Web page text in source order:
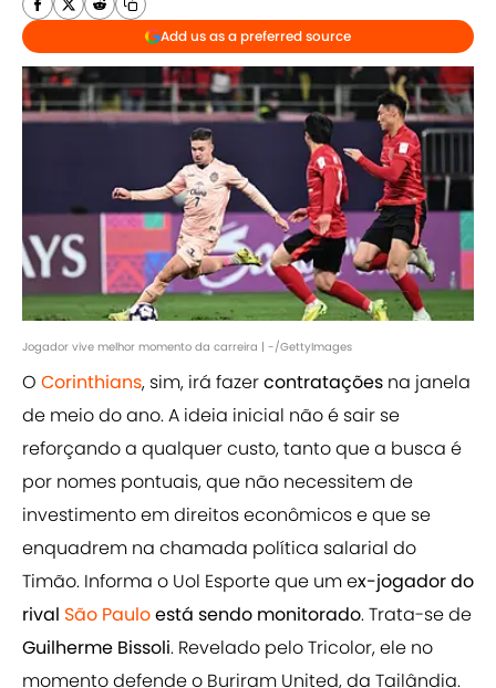
Add us as a preferred source
Jogador vive melhor momento da carreira | -/GettyImages
O Corinthians, sim, irá fazercontratações na janela
de meio do ano. A ideia inicial não é sair se
reforçando a qualquer custo, tanto que a busca é
por nomes pontuais, que não necessitem de
investimento em direitos econômicos e que se
enquadrem na chamada política salarial do
Timão. Informa o Uol Esporte que um ex-jogador do
rival São Pauloestá sendo monitorado. Trata-se de
Guilherme Bissoli. Revelado pelo Tricolor, ele no
momento defende o Buriram United, da Tailândia.